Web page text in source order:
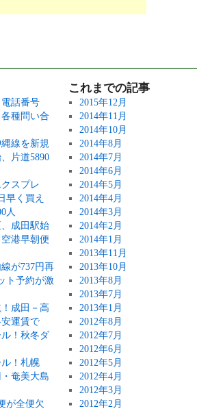
電話番号
種問い合
線を新規
片道5890
スプレ
早く買え
人
成田駅始
港早朝便
が737円再
ト予約が激
成田－高
運賃で
！秋冬ダ
！札幌
奄美大島
が全便欠
これまでの記事
2015年12月
2014年11月
2014年10月
2014年8月
2014年7月
2014年6月
2014年5月
2014年4月
2014年3月
2014年2月
2014年1月
2013年11月
2013年10月
2013年8月
2013年7月
2013年1月
2012年8月
2012年7月
2012年6月
2012年5月
2012年4月
2012年3月
2012年2月